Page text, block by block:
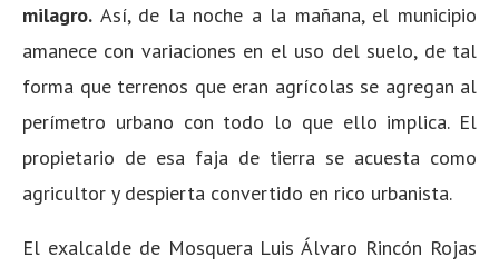
milagro. Así, de la noche a la mañana, el municipio
amanece con variaciones en el uso del suelo, de tal
forma que terrenos que eran agrícolas se agregan al
perímetro urbano con todo lo que ello implica. El
propietario de esa faja de tierra se acuesta como
agricultor y despierta convertido en rico urbanista.
El exalcalde de Mosquera Luis Álvaro Rincón Rojas